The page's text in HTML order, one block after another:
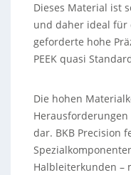
Dieses Material ist
und daher ideal für
geforderte hohe
PEEK quasi
Die hohen
Herausforderungen
dar. BKB Precision
Halbleiterkunden –